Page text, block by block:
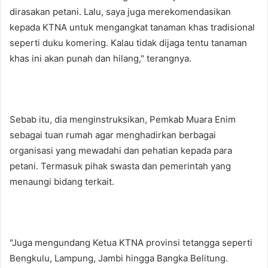
dirasakan petani. Lalu, saya juga merekomendasikan
kepada KTNA untuk mengangkat tanaman khas tradisional
seperti duku komering. Kalau tidak dijaga tentu tanaman
khas ini akan punah dan hilang," terangnya.
Sebab itu, dia menginstruksikan, Pemkab Muara Enim
sebagai tuan rumah agar menghadirkan berbagai
organisasi yang mewadahi dan pehatian kepada para
petani. Termasuk pihak swasta dan pemerintah yang
menaungi bidang terkait.
"Juga mengundang Ketua KTNA provinsi tetangga seperti
Bengkulu, Lampung, Jambi hingga Bangka Belitung.